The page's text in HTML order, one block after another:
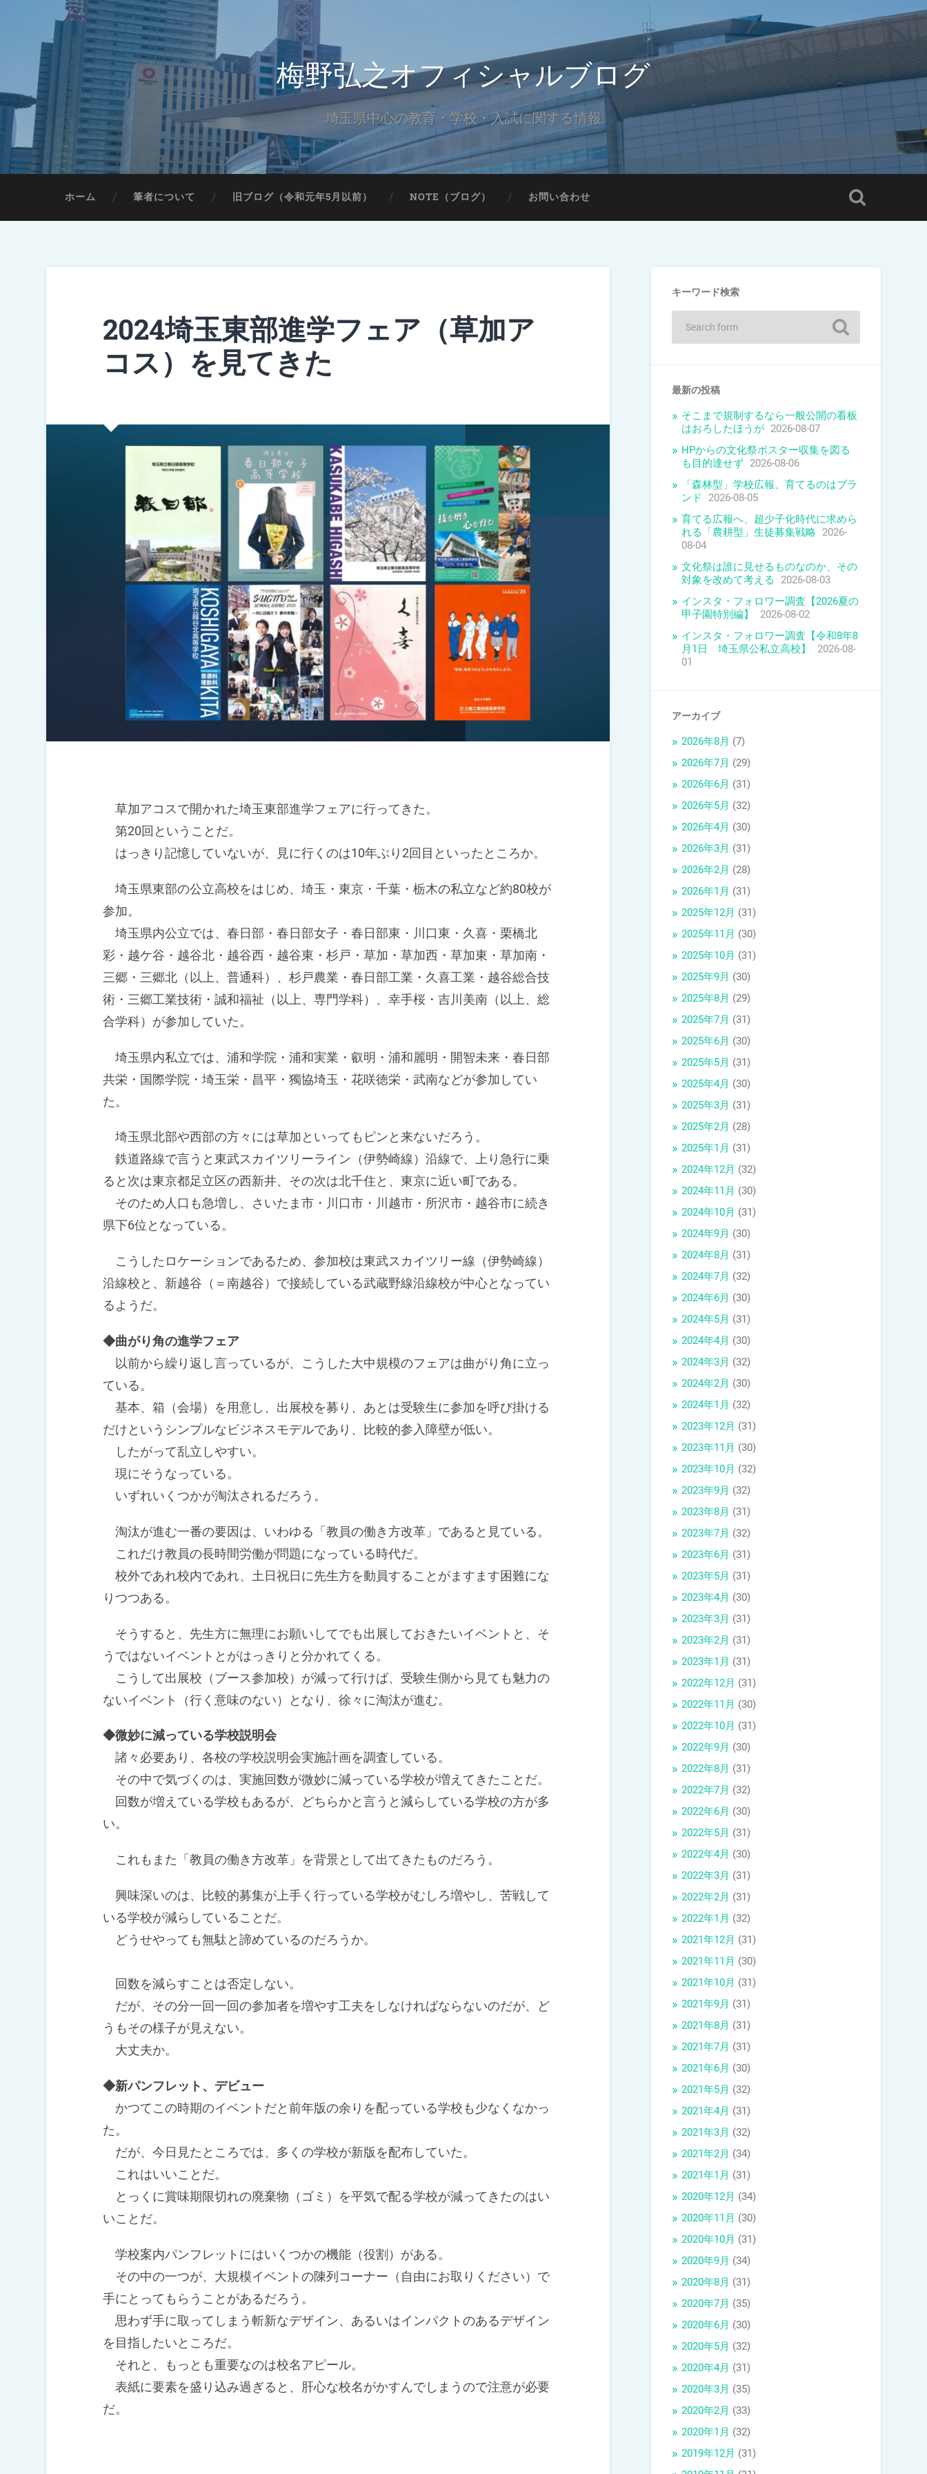
梅野弘之オフィシャルブログ
埼玉県中心の教育・学校・入試に関する情報
ホーム 筆者について 旧ブログ（令和元年5月以前） NOTE（ブログ） お問い合わせ
2024埼玉東部進学フェア（草加ア
コス）を見てきた
草加アコスで開かれた埼玉東部進学フェアに行ってきた。
第20回ということだ。
はっきり記憶していないが、見に行くのは10年ぶり2回目といったところか。
埼玉県東部の公立高校をはじめ、埼玉・東京・千葉・栃木の私立など約80校が
参加。
埼玉県内公立では、春日部・春日部女子・春日部東・川口東・久喜・栗橋北
彩・越ケ谷・越谷北・越谷西・越谷東・杉戸・草加・草加西・草加東・草加南・
三郷・三郷北（以上、普通科）、杉戸農業・春日部工業・久喜工業・越谷総合技
術・三郷工業技術・誠和福祉（以上、専門学科）、幸手桜・吉川美南（以上、総
合学科）が参加していた。
埼玉県内私立では、浦和学院・浦和実業・叡明・浦和麗明・開智未来・春日部
共栄・国際学院・埼玉栄・昌平・獨協埼玉・花咲徳栄・武南などが参加してい
た。
埼玉県北部や西部の方々には草加といってもピンと来ないだろう。
鉄道路線で言うと東武スカイツリーライン（伊勢崎線）沿線で、上り急行に乗
ると次は東京都足立区の西新井、その次は北千住と、東京に近い町である。
そのため人口も急増し、さいたま市・川口市・川越市・所沢市・越谷市に続き
県下6位となっている。
こうしたロケーションであるため、参加校は東武スカイツリー線（伊勢崎線）
沿線校と、新越谷（＝南越谷）で接続している武蔵野線沿線校が中心となってい
るようだ。
◆曲がり角の進学フェア
以前から繰り返し言っているが、こうした大中規模のフェアは曲がり角に立っ
ている。
基本、箱（会場）を用意し、出展校を募り、あとは受験生に参加を呼び掛ける
だけというシンプルなビジネスモデルであり、比較的参入障壁が低い。
したがって乱立しやすい。
現にそうなっている。
いずれいくつかが淘汰されるだろう。
淘汰が進む一番の要因は、いわゆる「教員の働き方改革」であると見ている。
これだけ教員の長時間労働が問題になっている時代だ。
校外であれ校内であれ、土日祝日に先生方を動員することがますます困難にな
りつつある。
そうすると、先生方に無理にお願いしてでも出展しておきたいイベントと、そ
うではないイベントとがはっきりと分かれてくる。
こうして出展校（ブース参加校）が減って行けば、受験生側から見ても魅力の
ないイベント（行く意味のない）となり、徐々に淘汰が進む。
◆微妙に減っている学校説明会
諸々必要あり、各校の学校説明会実施計画を調査している。
その中で気づくのは、実施回数が微妙に減っている学校が増えてきたことだ。
回数が増えている学校もあるが、どちらかと言うと減らしている学校の方が多
い。
これもまた「教員の働き方改革」を背景として出てきたものだろう。
興味深いのは、比較的募集が上手く行っている学校がむしろ増やし、苦戦して
いる学校が減らしていることだ。
どうせやっても無駄と諦めているのだろうか。
回数を減らすことは否定しない。
だが、その分一回一回の参加者を増やす工夫をしなければならないのだが、ど
うもその様子が見えない。
大丈夫か。
◆新パンフレット、デビュー
かつてこの時期のイベントだと前年版の余りを配っている学校も少なくなかっ
た。
だが、今日見たところでは、多くの学校が新版を配布していた。
これはいいことだ。
とっくに賞味期限切れの廃棄物（ゴミ）を平気で配る学校が減ってきたのはい
いことだ。
学校案内パンフレットにはいくつかの機能（役割）がある。
その中の一つが、大規模イベントの陳列コーナー（自由にお取りください）で
手にとってもらうことがあるだろう。
思わず手に取ってしまう斬新なデザイン、あるいはインパクトのあるデザイン
を目指したいところだ。
それと、もっとも重要なのは校名アピール。
表紙に要素を盛り込み過ぎると、肝心な校名がかすんでしまうので注意が必要
だ。
キーワード検索
最新の投稿
そこまで規制するなら一般公開の看板
はおろしたほうが 2026-08-07
HPからの文化祭ポスター収集を図る
も目的達せず 2026-08-06
「森林型」学校広報、育てるのはブラ
ンド
2026-08-05
育てる広報へ、超少子化時代に求めら
れる「農耕型」生徒募集戦略 2026-
08-04
文化祭は誰に見せるものなのか、その
対象を改めて考える
2026-08-03
インスタ・フォロワー調査【2026夏の
甲子園特別編】
2026-08-02
インスタ・フォロワー調査【令和8年8
月1日 埼玉県公私立高校】
2026-08-
01
アーカイブ
2026年8月 (7)
2026年7月 (29)
2026年6月 (31)
2026年5月 (32)
2026年4月 (30)
2026年3月 (31)
2026年2月 (28)
2026年1月 (31)
2025年12月 (31)
2025年11月 (30)
2025年10月 (31)
2025年9月 (30)
2025年8月 (29)
2025年7月 (31)
2025年6月 (30)
2025年5月 (31)
2025年4月 (30)
2025年3月 (31)
2025年2月 (28)
2025年1月 (31)
2024年12月 (32)
2024年11月 (30)
2024年10月 (31)
2024年9月 (30)
2024年8月 (31)
2024年7月 (32)
2024年6月 (30)
2024年5月 (31)
2024年4月 (30)
2024年3月 (32)
2024年2月 (30)
2024年1月 (32)
2023年12月 (31)
2023年11月 (30)
2023年10月 (32)
2023年9月 (32)
2023年8月 (31)
2023年7月 (32)
2023年6月 (31)
2023年5月 (31)
2023年4月 (30)
2023年3月 (31)
2023年2月 (31)
2023年1月 (31)
2022年12月 (31)
2022年11月 (30)
2022年10月 (31)
2022年9月 (30)
2022年8月 (31)
2022年7月 (32)
2022年6月 (30)
2022年5月 (31)
2022年4月 (30)
2022年3月 (31)
2022年2月 (31)
2022年1月 (32)
2021年12月 (31)
2021年11月 (30)
2021年10月 (31)
2021年9月 (31)
2021年8月 (31)
2021年7月 (31)
2021年6月 (30)
2021年5月 (32)
2021年4月 (31)
2021年3月 (32)
2021年2月 (34)
2021年1月 (31)
2020年12月 (34)
2020年11月 (30)
2020年10月 (31)
2020年9月 (34)
2020年8月 (31)
2020年7月 (35)
2020年6月 (30)
2020年5月 (32)
2020年4月 (31)
2020年3月 (35)
2020年2月 (33)
2020年1月 (32)
2019年12月 (31)